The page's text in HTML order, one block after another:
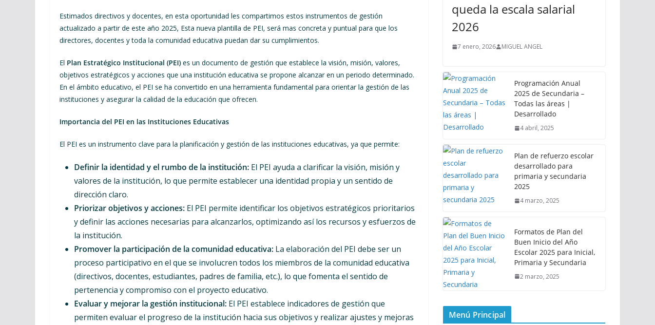
Estimados directivos y docentes, en esta oportunidad les compartimos estos instrumentos de gestión
actualizado a partir de este año 2025, Esta nueva plantilla de PEI, será mas concreta y puntual para que los
directores, docentes y toda la comunidad educativa puedan dar su cumplimientos.
El Plan Estratégico Institucional (PEI) es un documento de gestión que establece la visión, misión, valores,
objetivos estratégicos y acciones que una institución educativa se propone alcanzar en un periodo determinado.
En el ámbito educativo, el PEI se ha convertido en una herramienta fundamental para orientar la gestión de las
instituciones y asegurar la calidad de la educación que ofrecen.
Importancia del PEI en las Instituciones Educativas
El PEI es un instrumento clave para la planificación y gestión de las instituciones educativas, ya que permite:
Definir la identidad y el rumbo de la institución: El PEI ayuda a clarificar la visión, misión y
valores de la institución, lo que permite establecer una identidad propia y un sentido de
dirección claro.
Priorizar objetivos y acciones: El PEI permite identificar los objetivos estratégicos prioritarios
y definir las acciones necesarias para alcanzarlos, optimizando así los recursos y esfuerzos de
la institución.
Promover la participación de la comunidad educativa: La elaboración del PEI debe ser un
proceso participativo en el que se involucren todos los miembros de la comunidad educativa
(directivos, docentes, estudiantes, padres de familia, etc.), lo que fomenta el sentido de
pertenencia y compromiso con el proyecto educativo.
Evaluar y mejorar la gestión institucional: El PEI establece indicadores de gestión que
permiten evaluar el progreso de la institución hacia sus objetivos y realizar ajustes y mejoras
queda la escala salarial
2026
7 enero, 2026 MIGUEL ANGEL
Programación Anual
2025 de Secundaria –
Todas las áreas |
Desarrollado
4 abril, 2025
Plan de refuerzo escolar
desarrollado para
primaria y secundaria
2025
4 marzo, 2025
Formatos de Plan del
Buen Inicio del Año
Escolar 2025 para Inicial,
Primaria y Secundaria
2 marzo, 2025
Menú Principal